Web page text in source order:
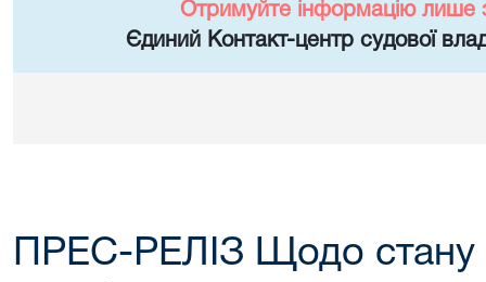
Отримуйте інформацію лише
Єдиний Контакт-центр судової
ПРЕС-РЕЛІЗ Щодо стану